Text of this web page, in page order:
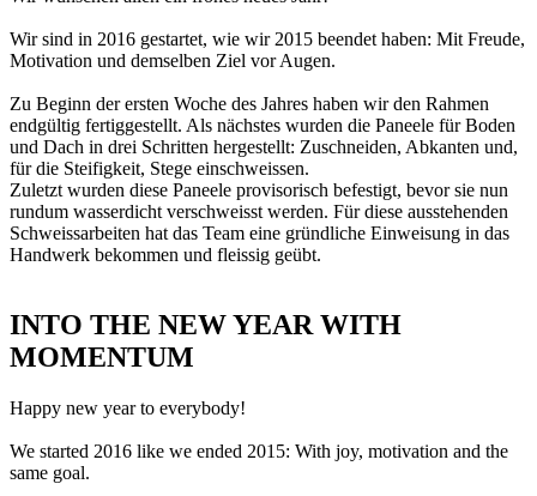
Wir sind in 2016 gestartet, wie wir 2015 beendet haben: Mit Freude,
Motivation und demselben Ziel vor Augen.
Zu Beginn der ersten Woche des Jahres haben wir den Rahmen
endgültig fertiggestellt. Als nächstes wurden die Paneele für Boden
und Dach in drei Schritten hergestellt: Zuschneiden, Abkanten und,
für die Steifigkeit, Stege einschweissen.
Zuletzt wurden diese Paneele provisorisch befestigt, bevor sie nun
rundum wasserdicht verschweisst werden. Für diese ausstehenden
Schweissarbeiten hat das Team eine gründliche Einweisung in das
Handwerk bekommen und fleissig geübt.
INTO THE NEW YEAR WITH
MOMENTUM
Happy new year to everybody!
We started 2016 like we ended 2015: With joy, motivation and the
same goal.